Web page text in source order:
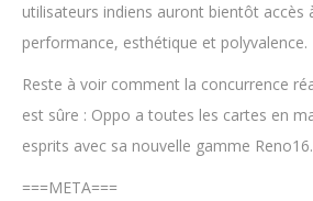
utilisateurs indiens auront bientôt accès
performance, esthétique et polyvalence.
Reste à voir comment la concurrence
est sûre : Oppo a toutes les cartes en
esprits avec sa nouvelle gamme Reno16.
===META===